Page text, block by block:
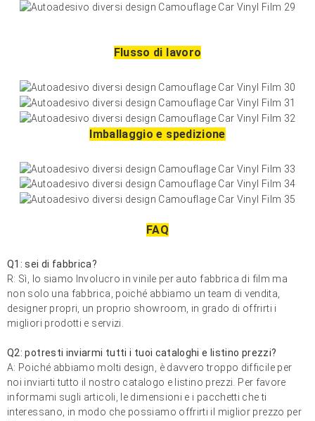
Flusso di lavoro
Imballaggio e spedizione
FAQ
Q1: sei di fabbrica?
R: Sì, lo siamo Involucro in vinile per auto fabbrica di film ma
non solo una fabbrica, poiché abbiamo un team di vendita,
designer propri, un proprio showroom, in grado di offrirti i
migliori prodotti e servizi.
Q2: potresti inviarmi tutti i tuoi cataloghi e listino prezzi?
A: Poiché abbiamo molti design, è davvero troppo difficile per
noi inviarti tutto il nostro catalogo e listino prezzi. Per favore
informami sugli articoli, le dimensioni e i pacchetti che ti
interessano, in modo che possiamo offrirti il ​​miglior prezzo per